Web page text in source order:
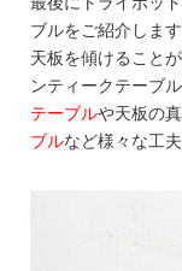
ブルをご紹介しま
天板を傾けること
ンティークテーブ
テーブルや天板の
ブルなど様々な工